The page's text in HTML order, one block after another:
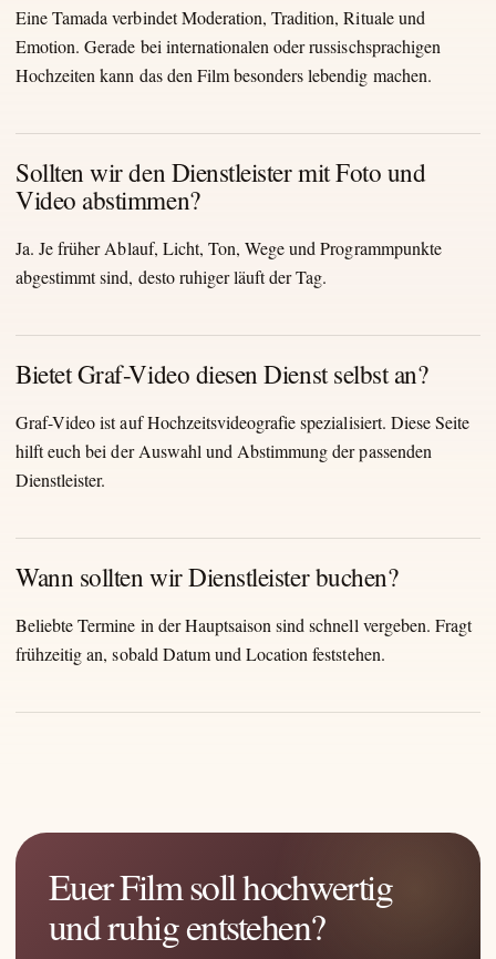
Eine Tamada verbindet Moderation, Tradition, Rituale und
Emotion. Gerade bei internationalen oder russischsprachigen
Hochzeiten kann das den Film besonders lebendig machen.
Sollten wir den Dienstleister mit Foto und
Video abstimmen?
Ja. Je früher Ablauf, Licht, Ton, Wege und Programmpunkte
abgestimmt sind, desto ruhiger läuft der Tag.
Bietet Graf-Video diesen Dienst selbst an?
Graf-Video ist auf Hochzeitsvideografie spezialisiert. Diese Seite
hilft euch bei der Auswahl und Abstimmung der passenden
Dienstleister.
Wann sollten wir Dienstleister buchen?
Beliebte Termine in der Hauptsaison sind schnell vergeben. Fragt
frühzeitig an, sobald Datum und Location feststehen.
Euer Film soll hochwertig
und ruhig entstehen?